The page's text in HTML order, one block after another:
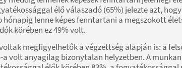
élő válaszadó (65%) jelezte azt,
hónapig lenne képes fenntartani a megszokott
körében ez 49% volt.
megfigyelhetők a végzettség alapján is: a
a volt anyagilag bizonytalan helyzetben. A